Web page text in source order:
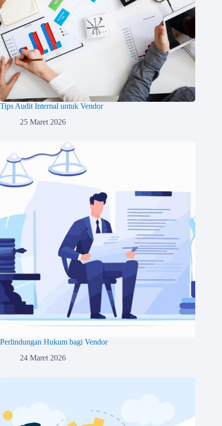
Tips Audit Internal untuk Vendor
25 Maret 2026
Perlindungan Hukum bagi Vendor
24 Maret 2026